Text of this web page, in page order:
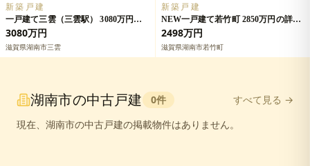
新築戸建
一戸建て三雲（三雲駅） 3080万円の
詳細情報
3080万円
滋賀県湖南市三雲
新築戸建
NEW一戸建て若竹町 2850万円の詳細
情報
2498万円
滋賀県湖南市若竹町
湖南市の中古戸建 0件
すべて見る →
現在、 湖南市の中古戸建の掲載物件はありません。